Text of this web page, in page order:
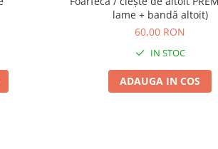
lame + bandă altoit)
60,00 RON
IN STOC
ADAUGA IN COS